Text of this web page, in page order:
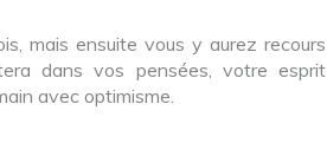
mais ensuite vous y aurez recours
dans vos pensées, votre esprit
avec optimisme.